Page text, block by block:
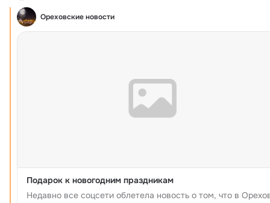
Ореховские новости
Подарок к новогодним праздникам
Недавно все соцсети облетела новость о том, что в